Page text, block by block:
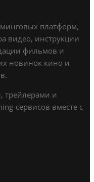
платформ,
видео, инструкции
фильмов и
новинок кино и
трейлерами и
сервисов вместе с